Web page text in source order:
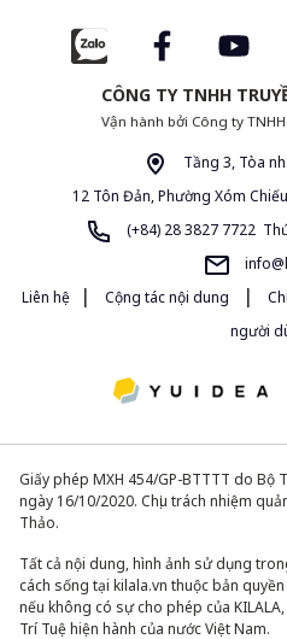
CÔNG TY TNHH
Vận hành bởi Công ty
Tầng 3, Tòa
12 Tôn Đản, Phường Xóm
(+84) 28 3827 7722
Liên hệ
| Cộng tác nội dung |
người
Giấy phép MXH 454/GP-BTTTT do Bộ
ngày 16/10/2020. Chịu trách nhiệm
Thảo.
Tất cả nội dung, hình ảnh sử dụng
cách sống tại kilala.vn thuộc bản
nếu không có sự cho phép của
Trí Tuệ hiện hành của nước Việt Nam.